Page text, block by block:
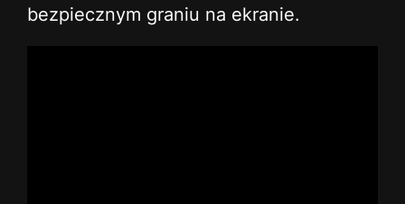
bezpiecznym graniu na ekranie.